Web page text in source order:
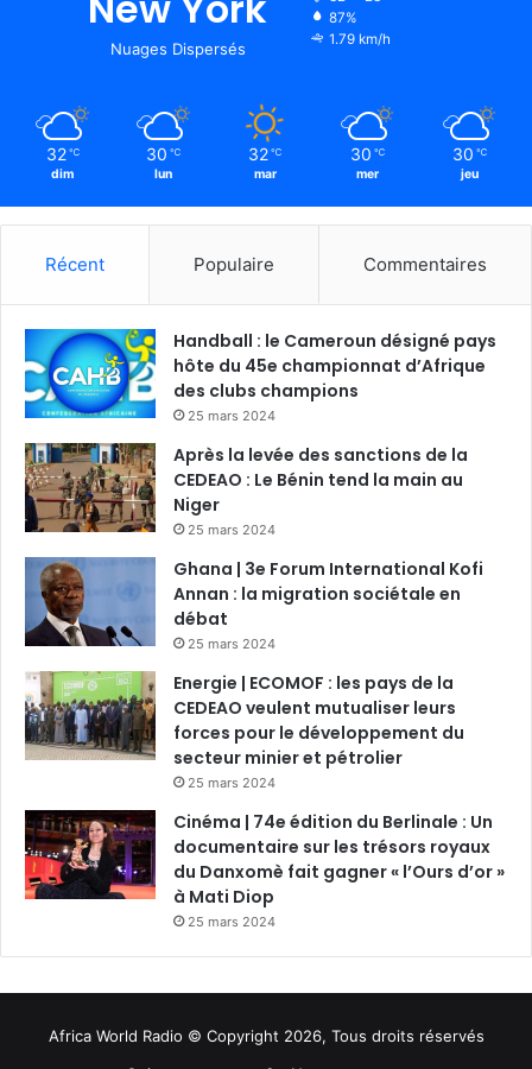
Nuages Dispersés
87%
1.79 km/h
32 ℃
dim
30 ℃
lun
32 ℃
mar
30 ℃
mer
30 ℃
jeu
Récent Populaire Commentaires
Handball : le Cameroun désigné pays
hôte du 45e championnat d’Afrique
des clubs champions
25 mars 2024
Après la levée des sanctions de la
CEDEAO : Le Bénin tend la main au
Niger
25 mars 2024
Ghana | 3e Forum International Kofi
Annan : la migration sociétale en
débat
25 mars 2024
Energie | ECOMOF : les pays de la
CEDEAO veulent mutualiser leurs
forces pour le développement du
secteur minier et pétrolier
25 mars 2024
Cinéma | 74e édition du Berlinale : Un
documentaire sur les trésors royaux
du Danxomè fait gagner « l’Ours d’or »
à Mati Diop
25 mars 2024
Africa World Radio © Copyright 2026, Tous droits réservés